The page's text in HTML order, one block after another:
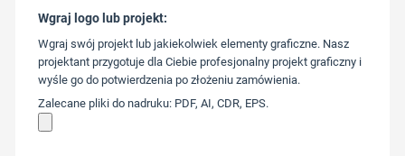
573 568
217
Wgraj logo lub projekt:
Wgraj swój projekt lub jakiekolwiek elementy graficzne. Nasz
projektant przygotuje dla Ciebie profesjonalny projekt graficzny i
wyśle go do potwierdzenia po złożeniu zamówienia.
Zalecane pliki do nadruku: PDF, AI, CDR, EPS.